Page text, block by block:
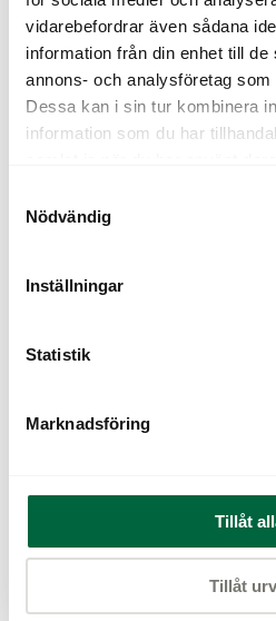
vidarebefordrar även sådana
information från din enhet till
annons- och analysföretag
Dessa kan i sin tur kombinera
information som du har
Nödvändig
Inställningar
Statistik
Marknadsföring
Tillåt
Tillåt
Stabila linser:Kan
typer av synfel och
vid exempelvis
vid problem med
dock ta längre tid
anpassade stabila
Du tar av dem på
*Klarsynt består av ca 100
innebär att varje butik har
vilka typer av linser som